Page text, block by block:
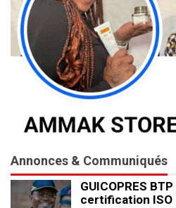
Annonces & Communiqués
GUICOPRES
certification